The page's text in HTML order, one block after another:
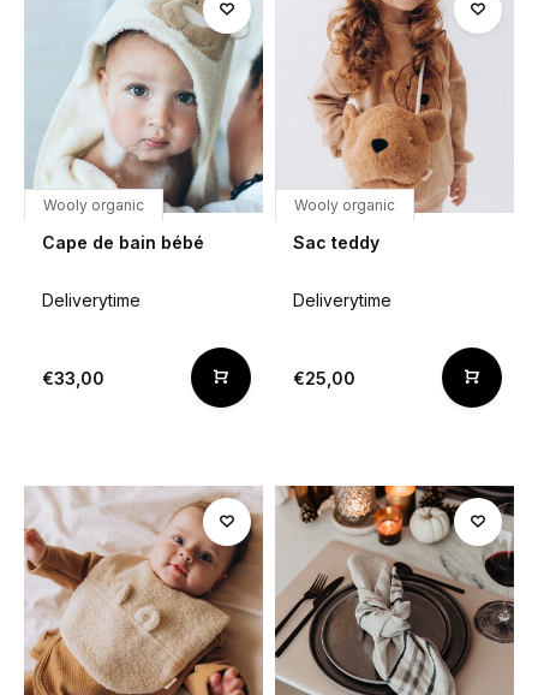
Wooly organic
Cape de bain bébé
Deliverytime
€33,00
Wooly organic
Sac teddy
Deliverytime
€25,00